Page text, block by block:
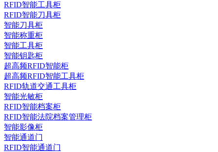
RFID智能工具柜
RFID智能刀具柜
智能刀具柜
智能称重柜
智能工具柜
智能钥匙柜
超高频RFID智能柜
超高频RFID智能工具柜
RFID轨道交通工具柜
智能光敏柜
RFID智能档案柜
RFID智能法院档案管理柜
智能影像柜
智能通道门
RFID智能通道门